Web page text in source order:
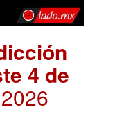
4 de